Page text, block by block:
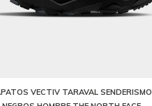
VECTIV TARAVAL SENDERISMO